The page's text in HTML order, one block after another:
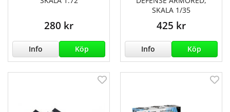
280 kr
Info Köp
SKALA 1/35
425 kr
Info Köp